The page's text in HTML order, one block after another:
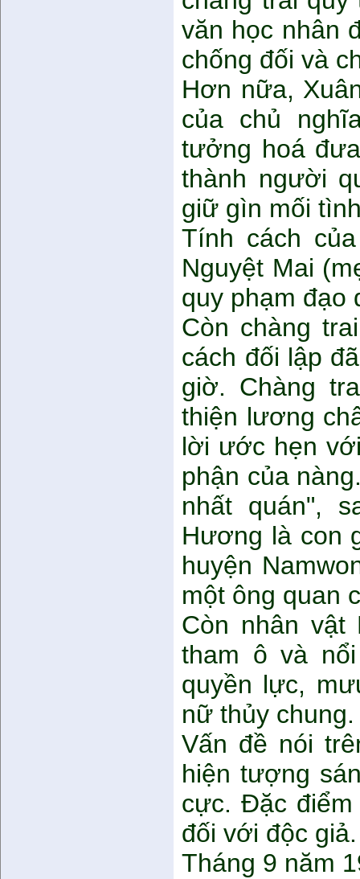
văn học nhân
chống đối và
Hơn nữa,
của chủ
tưởng hoá
thành người
giữ gìn mối
Tính cách
Nguyệt Mai
quy phạm đạo
Còn chàng
cách đối lập
giờ. Chàng
thiện lương
lời ước hẹn
phận của
nhất quán",
Hương là con
huyện
một ông quan
Còn nhân
tham ô và
quyền lực,
nữ thủy chung.
Vấn đề nói
hiện tượng
cực. Đặc điểm
đối với độc giả.
Tháng 9 năm